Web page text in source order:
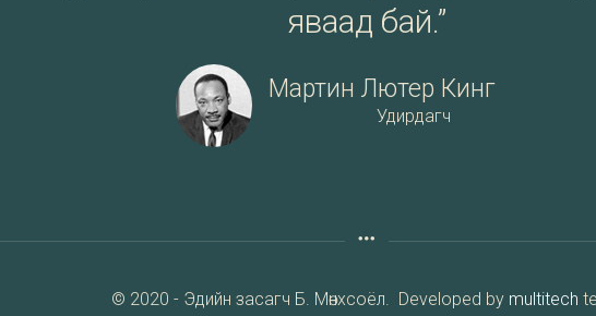
яваад бай.”
Мартин Лютер Кинг
Удирдагч
© 2020 - Эдийн засагч Б. Мөнхсоёл. Developed by multitech